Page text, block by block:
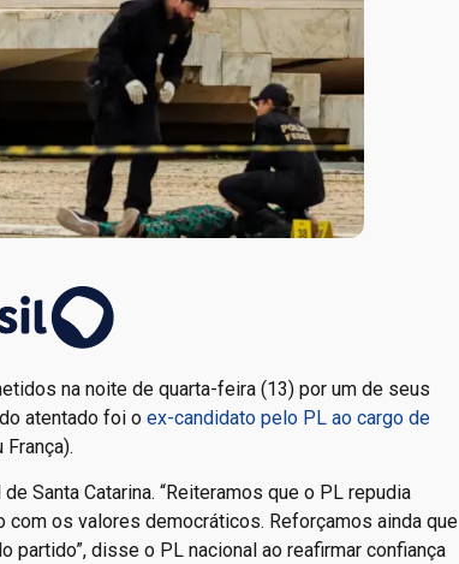
na noite de quarta-feira (13) por um de seus
atentado foi o ex-candidato pelo PL ao cargo de
Santa Catarina. “Reiteramos que o PL repudia
os valores democráticos. Reforçamos ainda que
disse o PL nacional ao reafirmar confiança